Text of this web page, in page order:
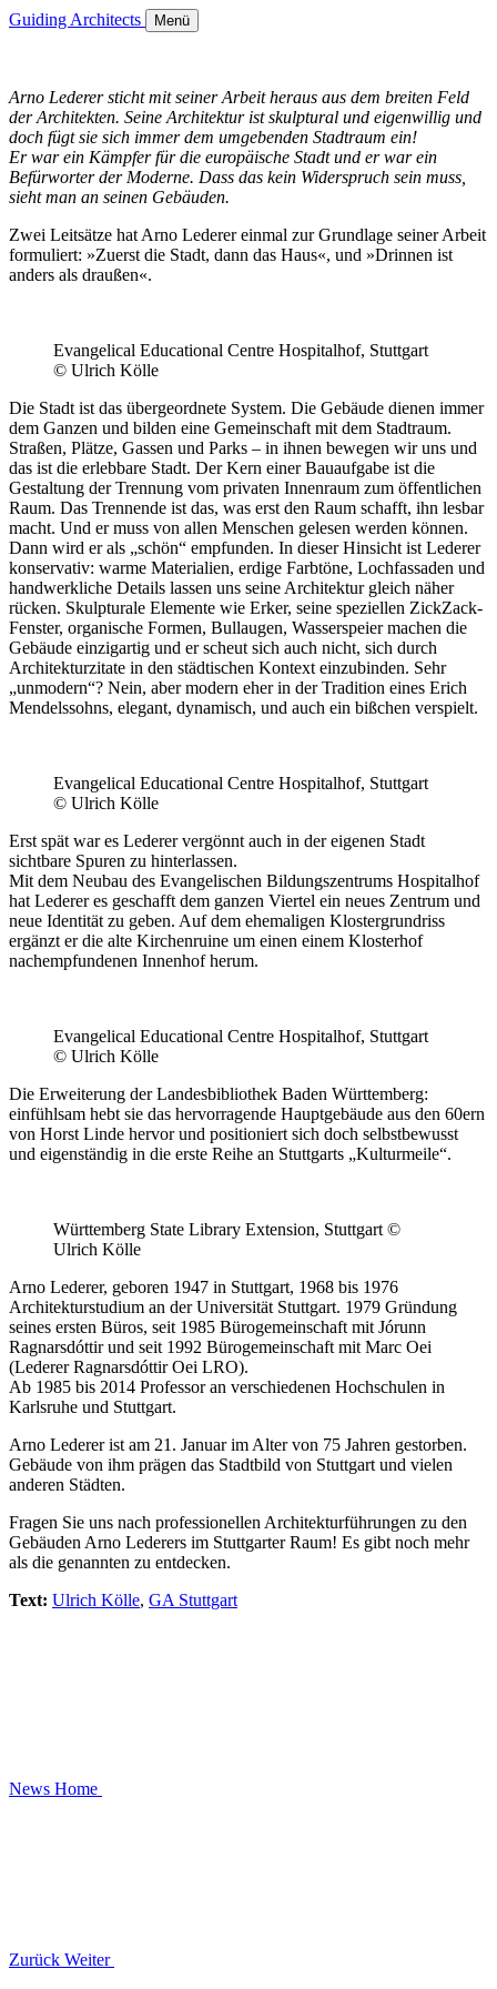
Guiding Architects Menü
Arno Lederer sticht mit seiner Arbeit heraus aus dem breiten Feld
der Architekten. Seine Architektur ist skulptural und eigenwillig und
doch fügt sie sich immer dem umgebenden Stadtraum ein!
Er war ein Kämpfer für die europäische Stadt und er war ein
Befürworter der Moderne. Dass das kein Widerspruch sein muss,
sieht man an seinen Gebäuden.
Zwei Leitsätze hat Arno Lederer einmal zur Grundlage seiner Arbeit
formuliert: »Zuerst die Stadt, dann das Haus«, und »Drinnen ist
anders als draußen«.
Evangelical Educational Centre Hospitalhof, Stuttgart
© Ulrich Kölle
Die Stadt ist das übergeordnete System. Die Gebäude dienen immer
dem Ganzen und bilden eine Gemeinschaft mit dem Stadtraum.
Straßen, Plätze, Gassen und Parks – in ihnen bewegen wir uns und
das ist die erlebbare Stadt. Der Kern einer Bauaufgabe ist die
Gestaltung der Trennung vom privaten Innenraum zum öffentlichen
Raum. Das Trennende ist das, was erst den Raum schafft, ihn lesbar
macht. Und er muss von allen Menschen gelesen werden können.
Dann wird er als „schön“ empfunden. In dieser Hinsicht ist Lederer
konservativ: warme Materialien, erdige Farbtöne, Lochfassaden und
handwerkliche Details lassen uns seine Architektur gleich näher
rücken. Skulpturale Elemente wie Erker, seine speziellen ZickZack-
Fenster, organische Formen, Bullaugen, Wasserspeier machen die
Gebäude einzigartig und er scheut sich auch nicht, sich durch
Architekturzitate in den städtischen Kontext einzubinden. Sehr
„unmodern“? Nein, aber modern eher in der Tradition eines Erich
Mendelssohns, elegant, dynamisch, und auch ein bißchen verspielt.
Evangelical Educational Centre Hospitalhof, Stuttgart
© Ulrich Kölle
Erst spät war es Lederer vergönnt auch in der eigenen Stadt
sichtbare Spuren zu hinterlassen.
Mit dem Neubau des Evangelischen Bildungszentrums Hospitalhof
hat Lederer es geschafft dem ganzen Viertel ein neues Zentrum und
neue Identität zu geben. Auf dem ehemaligen Klostergrundriss
ergänzt er die alte Kirchenruine um einen einem Klosterhof
nachempfundenen Innenhof herum.
Evangelical Educational Centre Hospitalhof, Stuttgart
© Ulrich Kölle
Die Erweiterung der Landesbibliothek Baden Württemberg:
einfühlsam hebt sie das hervorragende Hauptgebäude aus den 60ern
von Horst Linde hervor und positioniert sich doch selbstbewusst
und eigenständig in die erste Reihe an Stuttgarts „Kulturmeile“.
Württemberg State Library Extension, Stuttgart ©
Ulrich Kölle
Arno Lederer, geboren 1947 in Stuttgart, 1968 bis 1976
Architekturstudium an der Universität Stuttgart. 1979 Gründung
seines ersten Büros, seit 1985 Bürogemeinschaft mit Jórunn
Ragnarsdóttir und seit 1992 Bürogemeinschaft mit Marc Oei
(Lederer Ragnarsdóttir Oei LRO).
Ab 1985 bis 2014 Professor an verschiedenen Hochschulen in
Karlsruhe und Stuttgart.
Arno Lederer ist am 21. Januar im Alter von 75 Jahren gestorben.
Gebäude von ihm prägen das Stadtbild von Stuttgart und vielen
anderen Städten.
Fragen Sie uns nach professionellen Architekturführungen zu den
Gebäuden Arno Lederers im Stuttgarter Raum! Es gibt noch mehr
als die genannten zu entdecken.
Text: Ulrich Kölle, GA Stuttgart
News Home
Zurück Weiter